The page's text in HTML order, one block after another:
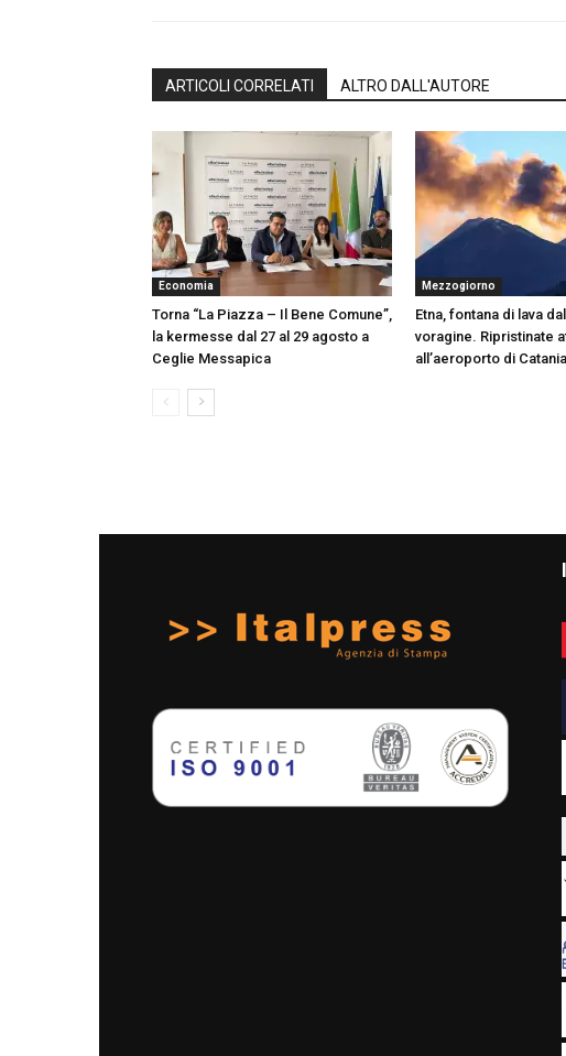
ARTICOLI CORRELATI ALTRO DALL'AUTORE
Economia
Torna “La Piazza – Il Bene Comune”,
la kermesse dal 27 al 29 agosto a
Ceglie Messapica
Mezzogiorno
Etna, fontana di lava
voragine. Ripristinate
all’aeroporto di Catania